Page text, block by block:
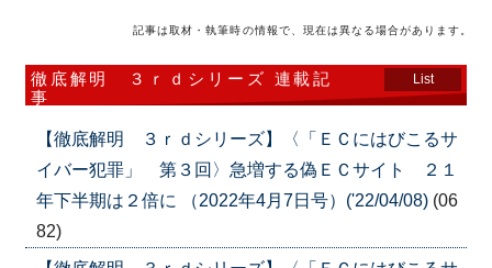
記事は取材・執筆時の情報で、現在は異なる場合があります。
徹底解明 ３ｒｄシリーズ 連載記
事
List
【徹底解明 ３ｒｄシリーズ】〈「ＥＣにはびこるサ
イバー犯罪」 第３回〉急増する偽ＥＣサイト ２１
年下半期は２倍に （2022年4月7日号）('22/04/08) (06
82)